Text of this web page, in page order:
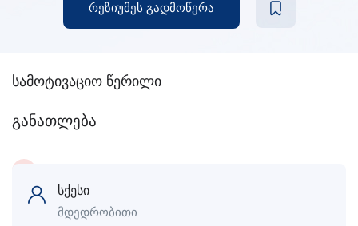
რეზიუმეს გადმოწერა
სამოტივაციო წერილი
განათლება
სქესი
მდედრობითი